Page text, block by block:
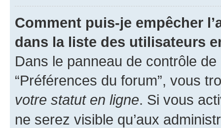
Comment puis-je empêcher
dans la liste des utilisateurs
Dans le panneau de contrôle
“Préférences du forum”, vous
votre statut en ligne. Si vous
ne serez visible qu’aux